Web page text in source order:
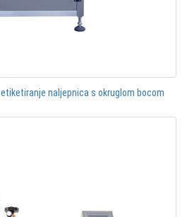
naljepnica s okruglom bocom